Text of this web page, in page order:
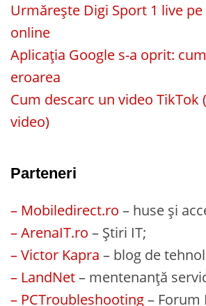
Urmărește Digi Sport 1 live
online
Aplicația Google s-a oprit:
eroarea
Cum descarc un video TikTok
video)
Parteneri
– Mobiledirect.ro – huse și
– ArenaIT.ro – Știri IT;
– Victor Kapra – blog de
– LandNet– mentenanță
– PCTroubleshooting– Forum